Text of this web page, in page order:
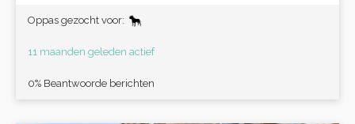
Oppas gezocht voor:
11 maanden geleden actief
0% Beantwoorde berichten